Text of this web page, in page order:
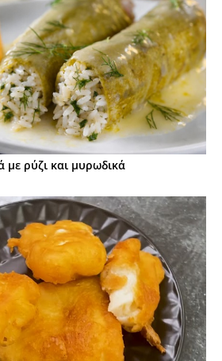
με ρύζι και μυρωδικά